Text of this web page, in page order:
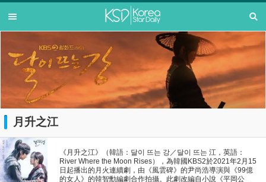
月升之江
《月升之江》（韓語：달이 뜨는 강／달이 뜨는 江，英語：
River Where the Moon Rises），為韓國KBS2於2021年2月15
日起播出的月火連續劇，由《風雲碑》的尹尚浩導演與《99億
的女人》的韓智勳編劇合作拍攝。此劇改編自小說《平岡公